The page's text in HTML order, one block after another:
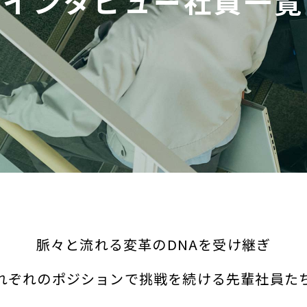
脈々と流れる変革のDNAを受け継ぎ
ぞれのポジションで挑戦を続ける先輩社員た